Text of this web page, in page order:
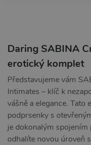
Daring SABINA
erotický komplet
Představujeme vám
Intimates – klíč k
vášně a elegance. Tato
podprsenky s
je dokonalým
odhalíte novou úroveň